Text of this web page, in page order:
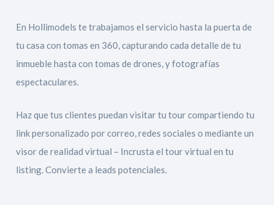
En Hollimodels te trabajamos el servicio hasta la puerta de
tu casa con tomas en 360, capturando cada detalle de tu
inmueble hasta con tomas de drones, y fotografías
espectaculares.
Haz que tus clientes puedan visitar tu tour compartiendo tu
link personalizado por correo, redes sociales o mediante un
visor de realidad virtual – Incrusta el tour virtual en tu
listing. Convierte a leads potenciales.